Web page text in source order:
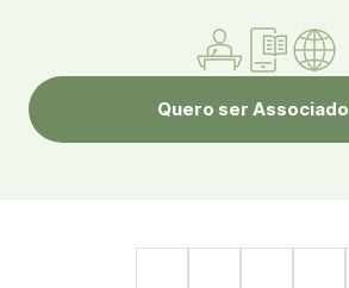
Quero ser Associado